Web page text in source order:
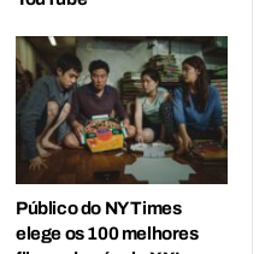
Público do NY Times
elege os 100 melhores